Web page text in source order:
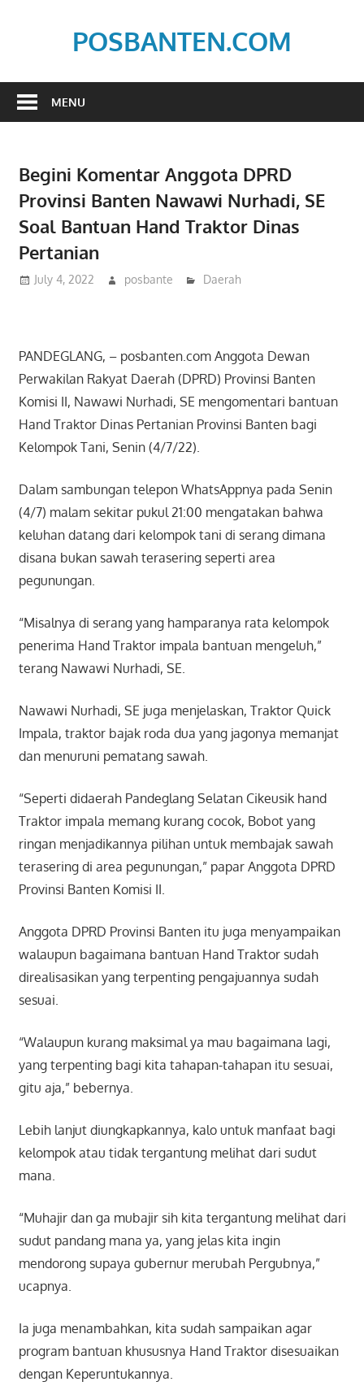
POSBANTEN.COM
Dan
MENU
Begini Komentar Anggota DPRD
Provinsi Banten Nawawi Nurhadi, SE
Soal Bantuan Hand Traktor Dinas
Pertanian
July 4, 2022 posbante Daerah
PANDEGLANG, – posbanten.com Anggota Dewan
Perwakilan Rakyat Daerah (DPRD) Provinsi Banten
Komisi II, Nawawi Nurhadi, SE mengomentari bantuan
Hand Traktor Dinas Pertanian Provinsi Banten bagi
Kelompok Tani, Senin (4/7/22).
Dalam sambungan telepon WhatsAppnya pada Senin
(4/7) malam sekitar pukul 21:00 mengatakan bahwa
keluhan datang dari kelompok tani di serang dimana
disana bukan sawah terasering seperti area
pegunungan.
“Misalnya di serang yang hamparanya rata kelompok
penerima Hand Traktor impala bantuan mengeluh,”
terang Nawawi Nurhadi, SE.
Nawawi Nurhadi, SE juga menjelaskan, Traktor Quick
Impala, traktor bajak roda dua yang jagonya memanjat
dan menuruni pematang sawah.
“Seperti didaerah Pandeglang Selatan Cikeusik hand
Traktor impala memang kurang cocok, Bobot yang
ringan menjadikannya pilihan untuk membajak sawah
terasering di area pegunungan,” papar Anggota DPRD
Provinsi Banten Komisi II.
Anggota DPRD Provinsi Banten itu juga menyampaikan
walaupun bagaimana bantuan Hand Traktor sudah
direalisasikan yang terpenting pengajuannya sudah
sesuai.
“Walaupun kurang maksimal ya mau bagaimana lagi,
yang terpenting bagi kita tahapan-tahapan itu sesuai,
gitu aja,” bebernya.
Lebih lanjut diungkapkannya, kalo untuk manfaat bagi
kelompok atau tidak tergantung melihat dari sudut
mana.
“Muhajir dan ga mubajir sih kita tergantung melihat dari
sudut pandang mana ya, yang jelas kita ingin
mendorong supaya gubernur merubah Pergubnya,”
ucapnya.
Ia juga menambahkan, kita sudah sampaikan agar
program bantuan khususnya Hand Traktor disesuaikan
dengan Keperuntukannya.